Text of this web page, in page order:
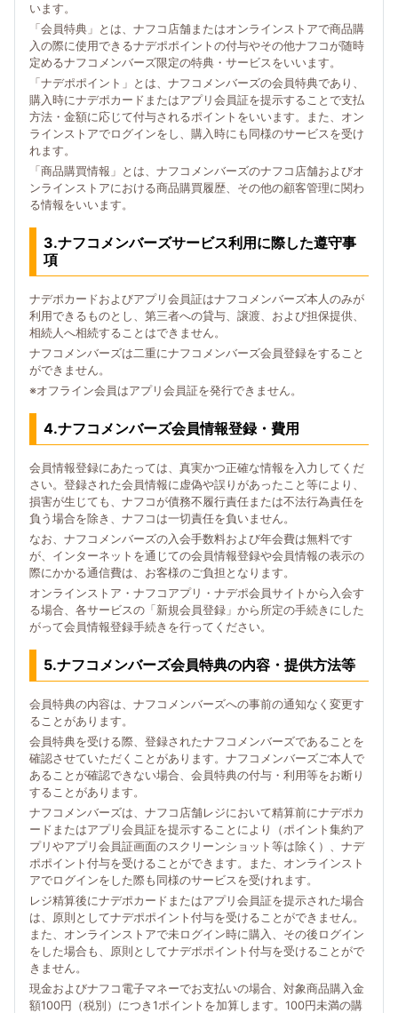
います。
「会員特典」とは、ナフコ店舗またはオンラインストアで商品購
入の際に使用できるナデポポイントの付与やその他ナフコが随時
定めるナフコメンバーズ限定の特典・サービスをいいます。
「ナデポポイント」とは、ナフコメンバーズの会員特典であり、
購入時にナデポカードまたはアプリ会員証を提示することで支払
方法・金額に応じて付与されるポイントをいいます。また、オン
ラインストアでログインをし、購入時にも同様のサービスを受け
れます。
「商品購買情報」とは、ナフコメンバーズのナフコ店舗およびオ
ンラインストアにおける商品購買履歴、その他の顧客管理に関わ
る情報をいいます。
3.ナフコメンバーズサービス利用に際した遵守事
項
ナデポカードおよびアプリ会員証はナフコメンバーズ本人のみが
利用できるものとし、第三者への貸与、譲渡、および担保提供、
相続人へ相続することはできません。
ナフコメンバーズは二重にナフコメンバーズ会員登録をすること
ができません。
※オフライン会員はアプリ会員証を発行できません。
4.ナフコメンバーズ会員情報登録・費用
会員情報登録にあたっては、真実かつ正確な情報を入力してくだ
さい。登録された会員情報に虚偽や誤りがあったこと等により、
損害が生じても、ナフコが債務不履行責任または不法行為責任を
負う場合を除き、ナフコは一切責任を負いません。
なお、ナフコメンバーズの入会手数料および年会費は無料です
が、インターネットを通じての会員情報登録や会員情報の表示の
際にかかる通信費は、お客様のご負担となります。
オンラインストア・ナフコアプリ・ナデポ会員サイトから入会す
る場合、各サービスの「新規会員登録」から所定の手続きにした
がって会員情報登録手続きを行ってください。
5.ナフコメンバーズ会員特典の内容・提供方法等
会員特典の内容は、ナフコメンバーズへの事前の通知なく変更す
ることがあります。
会員特典を受ける際、登録されたナフコメンバーズであることを
確認させていただくことがあります。ナフコメンバーズご本人で
あることが確認できない場合、会員特典の付与・利用等をお断り
することがあります。
ナフコメンバーズは、ナフコ店舗レジにおいて精算前にナデポカ
ードまたはアプリ会員証を提示することにより（ポイント集約ア
プリやアプリ会員証画面のスクリーンショット等は除く）、ナデ
ポポイント付与を受けることができます。また、オンラインスト
アでログインをした際も同様のサービスを受けれます。
レジ精算後にナデポカードまたはアプリ会員証を提示された場合
は、原則としてナデポポイント付与を受けることができません。
また、オンラインストアで未ログイン時に購入、その後ログイン
をした場合も、原則としてナデポポイント付与を受けることがで
きません。
現金およびナフコ電子マネーでお支払いの場合、対象商品購入金
額100円（税別）につき1ポイントを加算します。100円未満の購